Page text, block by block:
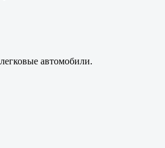
автомобили.